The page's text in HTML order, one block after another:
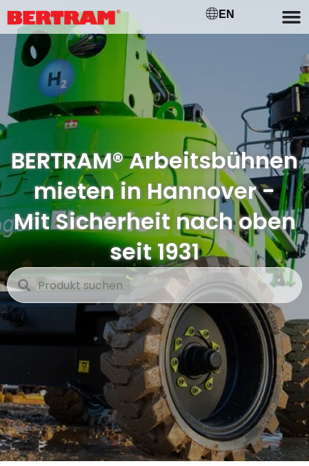
EN
BERTRAM® Arbeitsbühnen
mieten in Hannover -
Mit Sicherheit nach oben
seit 1931